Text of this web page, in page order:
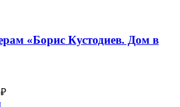
Опции
можно
товара.
«Борис Кустодиев. Дом в
₽Диапазон
Этот